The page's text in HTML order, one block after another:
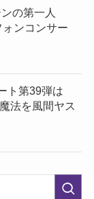
の第一人
ンコンサー
ト第39弾は
法を風間ヤス